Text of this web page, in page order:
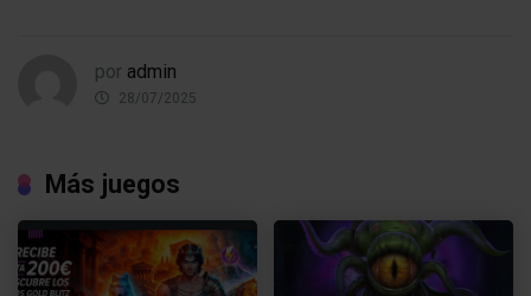
por admin
28/07/2025
Más juegos